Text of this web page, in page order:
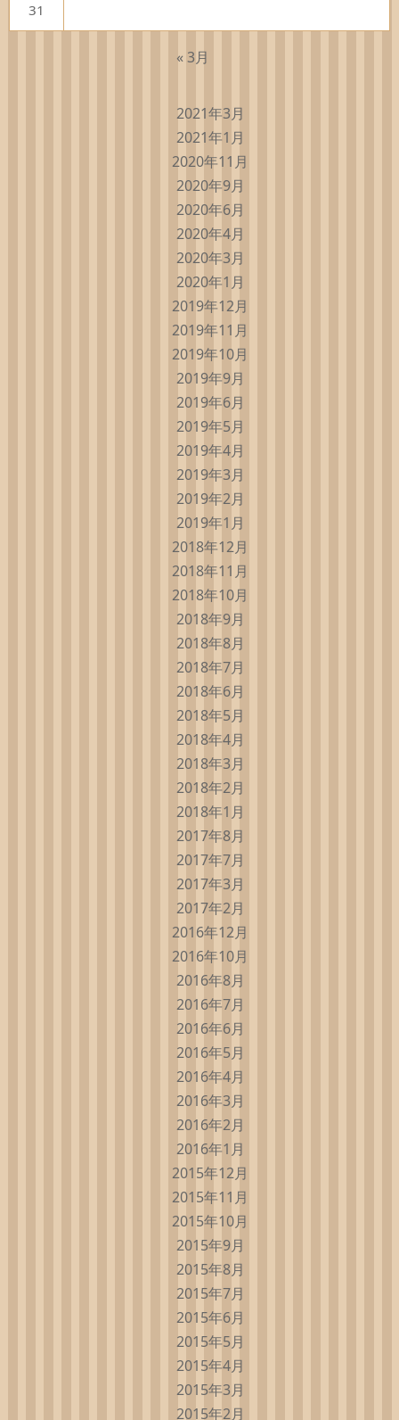
31
« 3月
2021年3月
2021年1月
2020年11月
2020年9月
2020年6月
2020年4月
2020年3月
2020年1月
2019年12月
2019年11月
2019年10月
2019年9月
2019年6月
2019年5月
2019年4月
2019年3月
2019年2月
2019年1月
2018年12月
2018年11月
2018年10月
2018年9月
2018年8月
2018年7月
2018年6月
2018年5月
2018年4月
2018年3月
2018年2月
2018年1月
2017年8月
2017年7月
2017年3月
2017年2月
2016年12月
2016年10月
2016年8月
2016年7月
2016年6月
2016年5月
2016年4月
2016年3月
2016年2月
2016年1月
2015年12月
2015年11月
2015年10月
2015年9月
2015年8月
2015年7月
2015年6月
2015年5月
2015年4月
2015年3月
2015年2月